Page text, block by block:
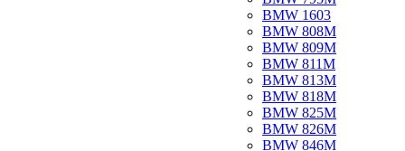
BMW 1603
BMW 808M
BMW 809M
BMW 811M
BMW 813M
BMW 818M
BMW 825M
BMW 826M
BMW 846M